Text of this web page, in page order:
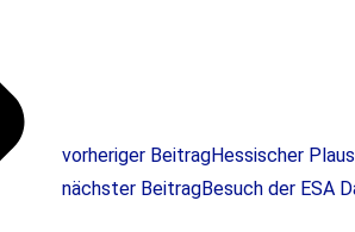
vorheriger BeitragHessischer
nächster BeitragBesuch der ESA